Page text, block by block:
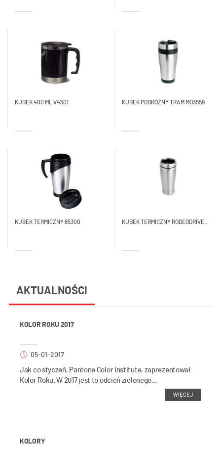
KUBEK 400 ML V4501 KUBEK PODRÓŻNY TRAM MO3559
KUBEK TERMICZNY 65300 KUBEK TERMICZNY RODEODRIVE...
AKTUALNOŚCI
KOLOR ROKU 2017
05-01-2017
Jak co styczeń, Pantone Color Institute, zaprezentował
Kolor Roku. W 2017 jest to odcień zielonego...
WIĘCEJ
KOLORY